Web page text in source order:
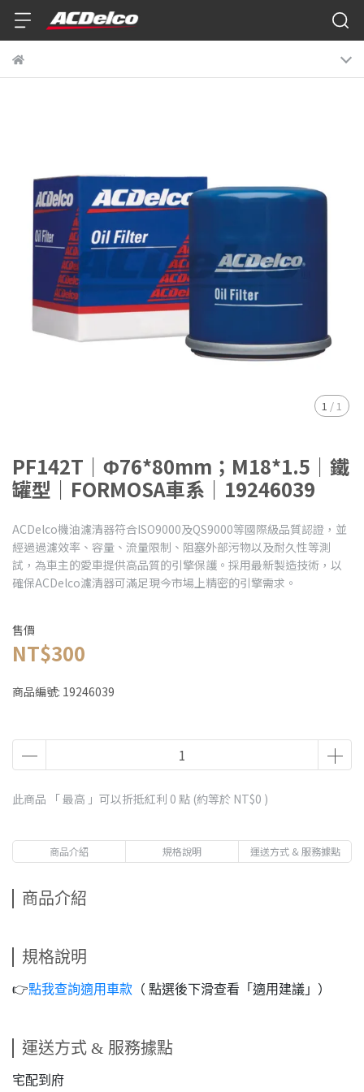
1 / 1
PF142T｜Φ76*80mm；M18*1.5｜鐵
罐型｜FORMOSA車系｜19246039
ACDelco機油濾清器符合ISO9000及QS9000等國際級品質認證，並
經過過濾效率、容量、流量限制、阻塞外部污物以及耐久性等測
試，為車主的愛車提供高品質的引擎保護。採用最新製造技術，以
確保ACDelco濾清器可滿足現今市場上精密的引擎需求。
售價
NT$300
商品編號: 19246039
此商品 「 最高 」可以折抵紅利 0 點 (約等於 NT$0 )
商品介紹 規格說明 運送方式 & 服務據點
商品介紹
規格說明
👉️點我查詢適用車款 （ 點選後下滑查看「適用建議」）
運送方式 & 服務據點
宅配到府